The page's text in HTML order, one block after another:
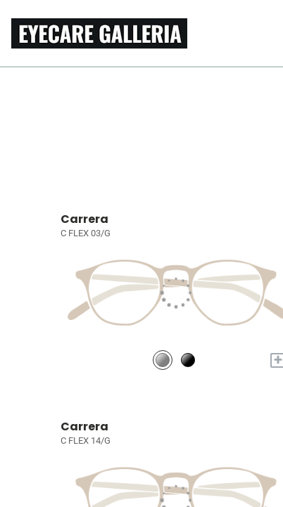
Carrera
C FLEX 03/G
+
Carrera
C FLEX 14/G